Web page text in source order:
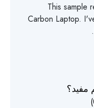
This sample
Carbon Laptop.
مفيد؟
)